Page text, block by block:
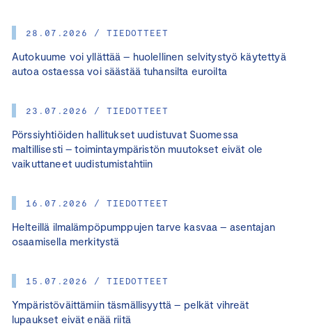
28.07.2026 / TIEDOTTEET
Autokuume voi yllättää – huolellinen selvitystyö käytettyä
autoa ostaessa voi säästää tuhansilta euroilta
23.07.2026 / TIEDOTTEET
Pörssiyhtiöiden hallitukset uudistuvat Suomessa
maltillisesti – toimintaympäristön muutokset eivät ole
vaikuttaneet uudistumistahtiin
16.07.2026 / TIEDOTTEET
Helteillä ilmalämpöpumppujen tarve kasvaa – asentajan
osaamisella merkitystä
15.07.2026 / TIEDOTTEET
Ympäristöväittämiin täsmällisyyttä – pelkät vihreät
lupaukset eivät enää riitä